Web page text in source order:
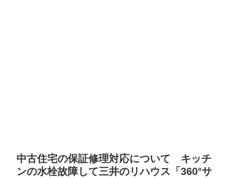
中古住宅の保証修理対応について キッチ
ンの水栓故障して三井のリハウス「360°サ